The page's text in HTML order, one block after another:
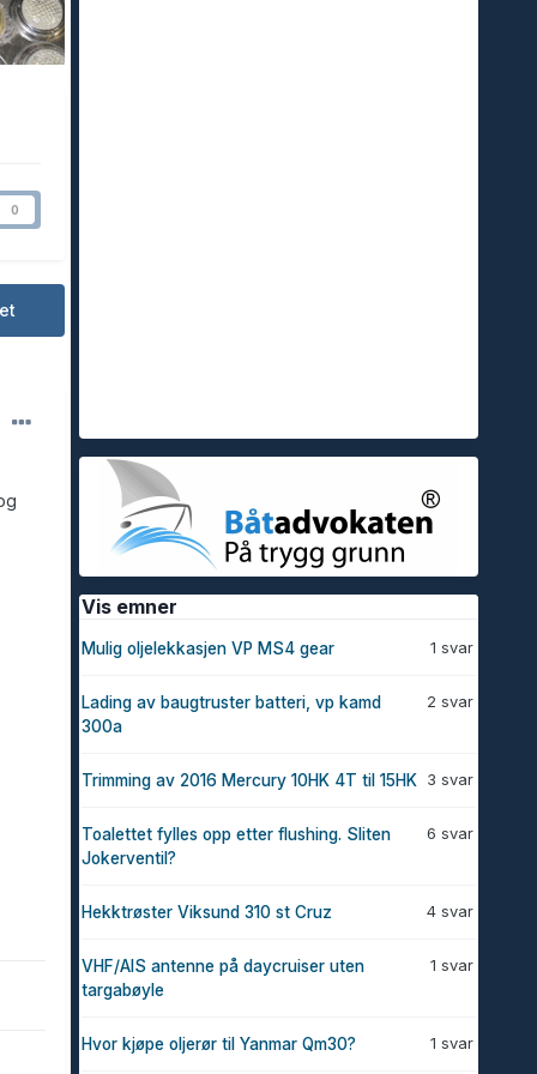
0
Vis emner
1 svar
Mulig oljelekkasjen VP MS4 gear
2 svar
Lading av baugtruster batteri, vp kamd
300a
3 svar
Trimming av 2016 Mercury 10HK 4T til 15HK
6 svar
Toalettet fylles opp etter flushing. Sliten
Jokerventil?
4 svar
Hekktrøster Viksund 310 st Cruz
1 svar
VHF/AIS antenne på daycruiser uten
targabøyle
1 svar
Hvor kjøpe oljerør til Yanmar Qm30?